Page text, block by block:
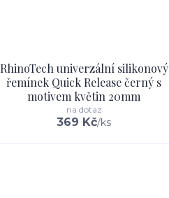
RhinoTech univerzální silikonový
řemínek Quick Release černý s
motivem květin 20mm
369 Kč/ks
na dotaz